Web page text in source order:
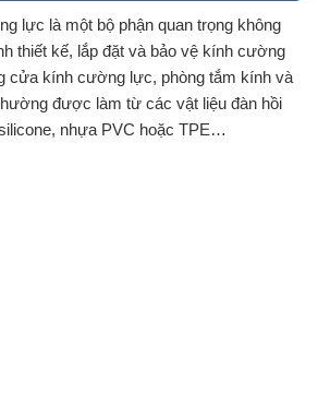
lực là một bộ phận quan trọng không
thiết kế, lắp đặt và bảo vệ kính cường
cửa kính cường lực, phòng tắm kính và
được làm từ các vật liệu đàn hồi
nhựa PVC hoặc TPE…